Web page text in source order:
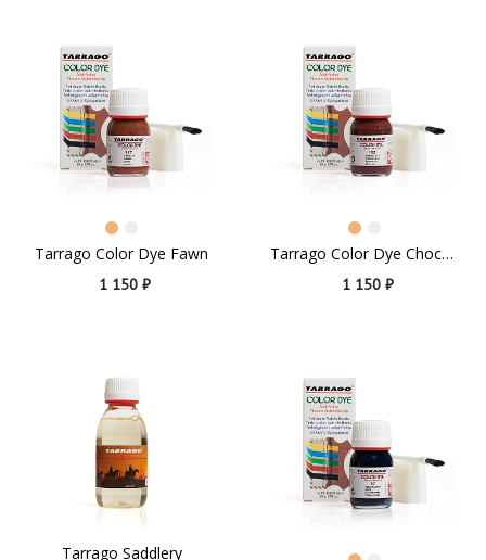
Tarrago Color Dye Fawn
1 150 ₽
Tarrago Color Dye Chocolate
1 150 ₽
Tarrago Saddlery